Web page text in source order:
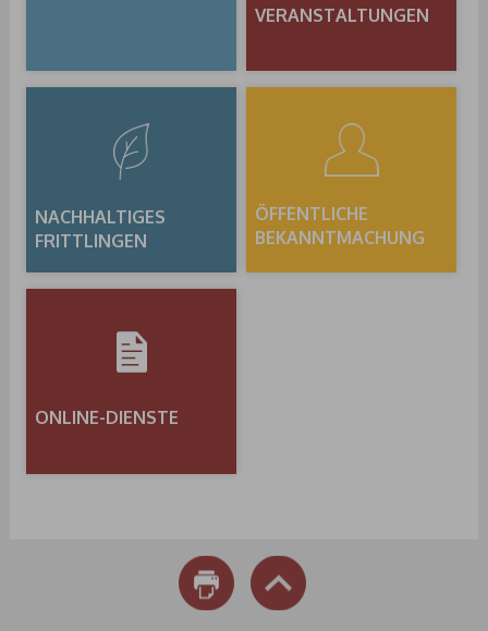
VERANSTALTUNGEN
NACHHALTIGES
FRITTLINGEN
ÖFFENTLICHE
BEKANNTMACHUNG
ONLINE-DIENSTE
NACH OBEN